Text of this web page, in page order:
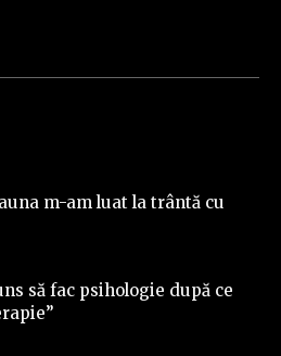
m-am luat la trântă cu
să fac psihologie după ce